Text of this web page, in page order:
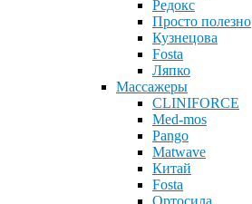
Редокс
Просто полезно
Кузнецова
Fosta
Ляпко
Массажеры
CLINIFORCE
Med-mos
Pango
Matwave
Китай
Fosta
Ортосила